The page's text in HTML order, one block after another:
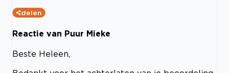
delen
Reactie van Puur Mieke
Beste Heleen,